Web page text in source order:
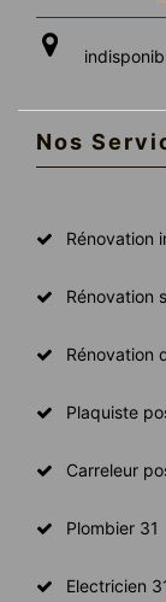
Nos
Rénovation
Rénovation
Rénovation
Plaquiste
Carreleur
Plombier 31
Electricien